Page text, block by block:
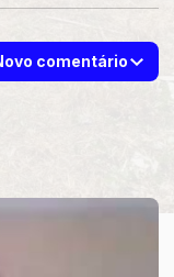
comentário